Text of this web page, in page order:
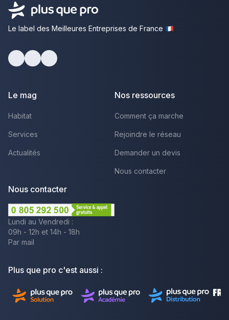
Le label des Meilleures Entreprises de France
Le mag
Habitat
Services
Actualités
Nos ressources
Comment ça marche
Rejoindre le réseau
Demander un devis
Nous contacter
Nous contacter
Lundi au Vendredi :
09h - 12h et 14h - 18h
Par mail
Plus que pro c'est aussi :